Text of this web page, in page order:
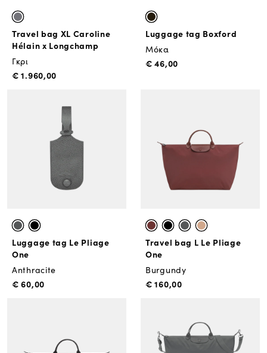
Travel bag XL Caroline
Hélain x Longchamp
Γκρι
€ 1.960,00
Luggage tag Boxford
Μόκα
€ 46,00
Luggage tag Le Pliage
One
Anthracite
€ 60,00
Travel bag L Le Pliage
One
Burgundy
€ 160,00